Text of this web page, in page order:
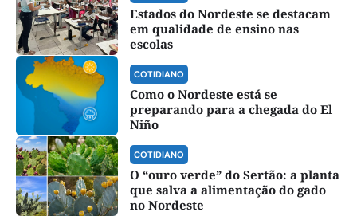
Estados do Nordeste se destacam
em qualidade de ensino nas
escolas
COTIDIANO
Como o Nordeste está se
preparando para a chegada do El
Niño
COTIDIANO
O “ouro verde” do Sertão: a planta
que salva a alimentação do gado
no Nordeste